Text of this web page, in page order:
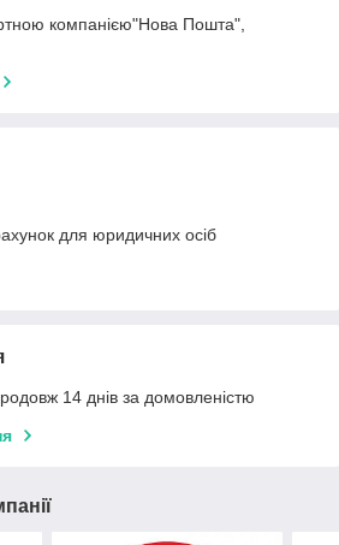
компанією"Нова Пошта",
для юридичних осіб
14 днів за домовленістю